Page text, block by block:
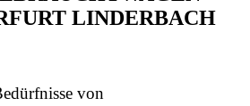
LINDERBACH
von